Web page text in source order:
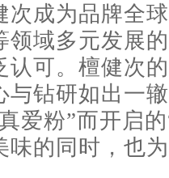
次成为品牌全
领域多元发展
认可。檀健次
与钻研如出一
爱粉”而开启
味的同时，也